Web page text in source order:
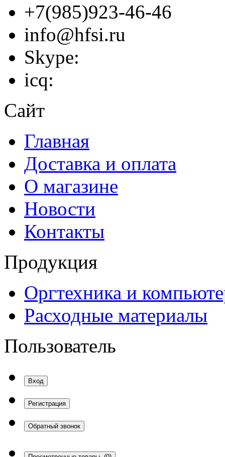
+7(985)923-46-46
info@hfsi.ru
Skype:
icq:
Сайт
Главная
Доставка и оплата
О магазине
Новости
Контакты
Продукция
Оргтехника и
Расходные материалы
Пользователь
Вход
Регистрация
Обратный звонок